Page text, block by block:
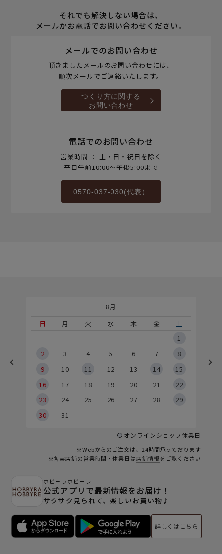
それでも解決しない場合は、
メールかお電話でお問い合わせください。
メールでのお問い合わせ
頂きましたメールのお問い合わせには、
順次メールでご連絡いたします。
つくり方に関する
お問い合わせ
電話でのお問い合わせ
営業時間 ： 土・日・祝日を除く
平日午前10:00～午後5:00まで
0570-037-030(代表）
8月
日
月 火 水 木 金
土
1
2
3 4 5 6 7
8
9
10 11 12 13 14
15
16
17 18 19 20 21
22
23
24 25 26 27 28
29
30
31
オンラインショップ休業日
※Webからのご注文は、24時間承っております
※各実店舗の営業時間・休業日は店舗情報をご覧ください
ホビーラホビーレ
公式アプリで最新情報をお届け！
サクサク見られて、楽しいお買い物♪
詳しくはこちら